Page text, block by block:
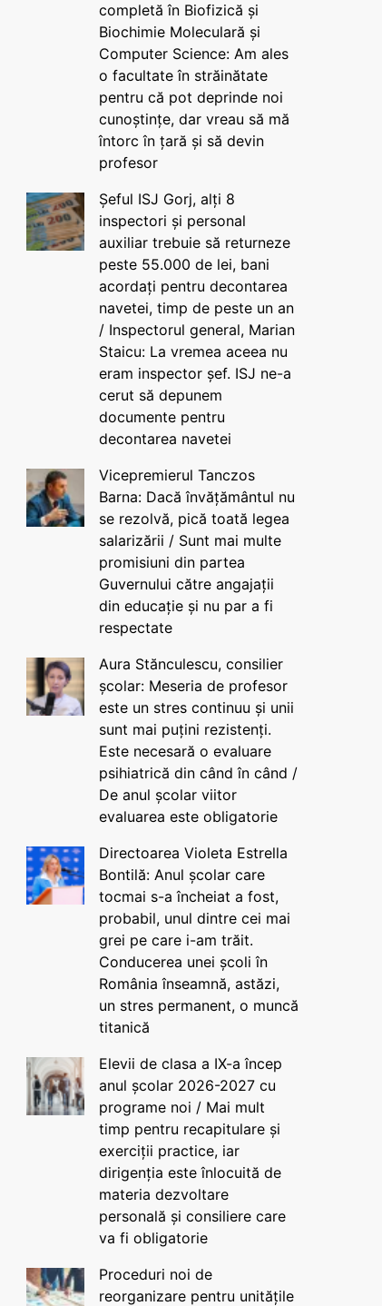
completă în Biofizică și
Biochimie Moleculară și
Computer Science: Am ales
o facultate în străinătate
pentru că pot deprinde noi
cunoștințe, dar vreau să mă
întorc în țară și să devin
profesor
Șeful ISJ Gorj, alți 8
inspectori și personal
auxiliar trebuie să returneze
peste 55.000 de lei, bani
acordați pentru decontarea
navetei, timp de peste un an
/ Inspectorul general, Marian
Staicu: La vremea aceea nu
eram inspector șef. ISJ ne-a
cerut să depunem
documente pentru
decontarea navetei
Vicepremierul Tanczos
Barna: Dacă învățământul nu
se rezolvă, pică toată legea
salarizării / Sunt mai multe
promisiuni din partea
Guvernului către angajații
din educație și nu par a fi
respectate
Aura Stănculescu, consilier
școlar: Meseria de profesor
este un stres continuu și unii
sunt mai puțini rezistenți.
Este necesară o evaluare
psihiatrică din când în când /
De anul școlar viitor
evaluarea este obligatorie
Directoarea Violeta Estrella
Bontilă: Anul școlar care
tocmai s-a încheiat a fost,
probabil, unul dintre cei mai
grei pe care i-am trăit.
Conducerea unei școli în
România înseamnă, astăzi,
un stres permanent, o muncă
titanică
Elevii de clasa a IX-a încep
anul școlar 2026-2027 cu
programe noi / Mai mult
timp pentru recapitulare și
exerciții practice, iar
dirigenția este înlocuită de
materia dezvoltare
personală și consiliere care
va fi obligatorie
Proceduri noi de
reorganizare pentru unitățile